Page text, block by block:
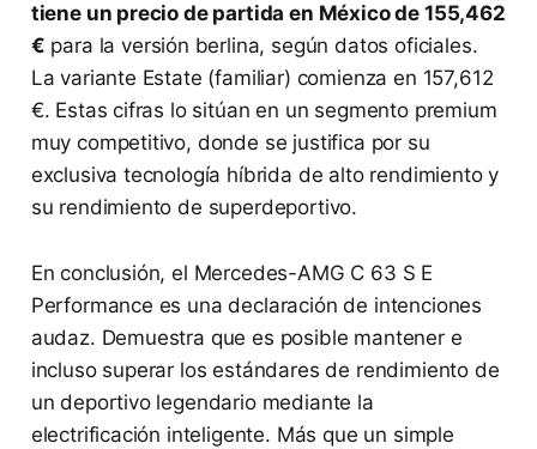
tiene un precio de partida en México de 155,462
€ para la versión berlina, según datos oficiales.
La variante Estate (familiar) comienza en 157,612
€. Estas cifras lo sitúan en un segmento premium
muy competitivo, donde se justifica por su
exclusiva tecnología híbrida de alto rendimiento y
su rendimiento de superdeportivo.
En conclusión, el Mercedes-AMG C 63 S E
Performance es una declaración de intenciones
audaz. Demuestra que es posible mantener e
incluso superar los estándares de rendimiento de
un deportivo legendario mediante la
electrificación inteligente. Más que un simple